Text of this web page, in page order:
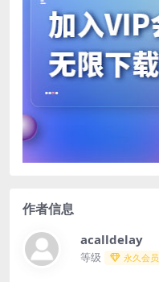
作者信息
acalldelay
等级 永久会员